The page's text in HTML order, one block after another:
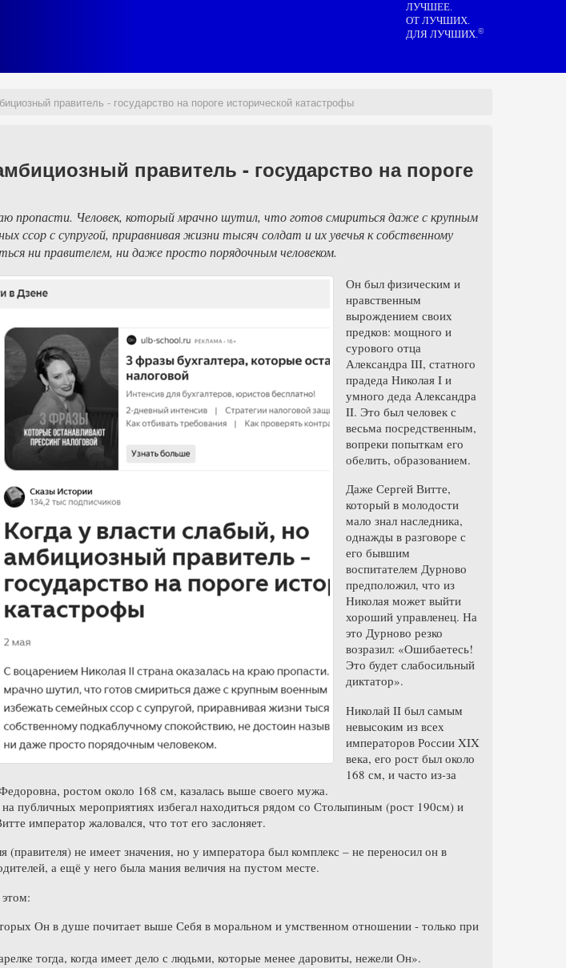
ЛУЧШЕЕ.
ОТ ЛУЧШИХ.
ДЛЯ ЛУЧШИХ.©
правитель - государство на пороге исторической катастрофы
правитель - государство на пороге
пропасти. Человек, который мрачно шутил, что готов смириться даже с крупным
с супругой, приравнивая жизни тысяч солдат и их увечья к собственному
ни правителем, ни даже просто порядочным человеком.
Он был физическим и
нравственным
вырождением своих
предков: мощного и
сурового отца
Александра III, статного
прадеда Николая I и
умного деда Александра
II. Это был человек с
весьма посредственным,
вопреки попыткам его
обелить, образованием.
Даже Сергей Витте,
который в молодости
мало знал наследника,
однажды в разговоре с
его бывшим
воспитателем Дурново
предположил, что из
Николая может выйти
хороший управленец. На
это Дурново резко
возразил: «Ошибаетесь!
Это будет слабосильный
диктатор».
Николай II был самым
невысоким из всех
императоров России XIX
века, его рост был около
168 см, и часто из-за
ростом около 168 см, казалась выше своего мужа.
публичных мероприятиях избегал находиться рядом со Столыпиным (рост 190см) и
император жаловался, что тот его заслоняет.
не имеет значения, но у императора был комплекс – не переносил он в
а ещё у него была мания величия на пустом месте.
Он в душе почитает выше Себя в моральном и умственном отношении - только при
тогда, когда имеет дело с людьми, которые менее даровиты, нежели Он».